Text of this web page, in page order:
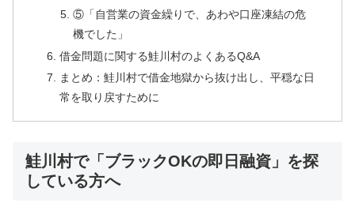
⑤「自営業の資金繰りで、あわや口座凍結の危
機でした」
借金問題に関する鮭川村のよくあるQ&A
まとめ：鮭川村で借金地獄から抜け出し、平穏な日
常を取り戻すために
鮭川村で「ブラックOKの即日融資」を探
している方へ